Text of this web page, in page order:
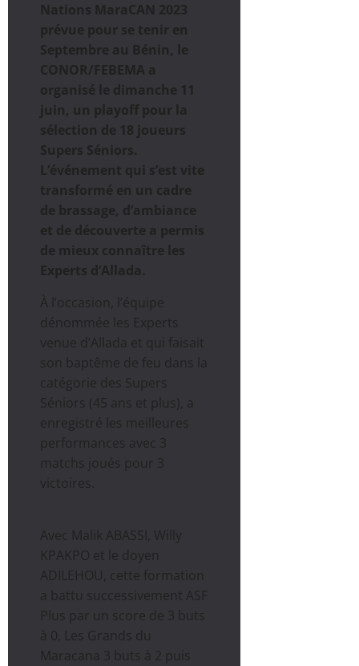
Nations MaraCAN 2023
prévue pour se tenir en
Septembre au Bénin, le
CONOR/FEBEMA a
organisé le dimanche 11
juin, un playoff pour la
sélection de 18 joueurs
Supers Séniors.
L’événement qui s’est vite
transformé en un cadre
de brassage, d’ambiance
et de découverte a permis
de mieux connaître les
Experts d’Allada.
À l’occasion, l’équipe
dénommée les Experts
venue d’Allada et qui faisait
son baptême de feu dans la
catégorie des Supers
Séniors (45 ans et plus), a
enregistré les meilleures
performances avec 3
matchs joués pour 3
victoires.
Avec Malik ABASSI, Willy
KPAKPO et le doyen
ADILEHOU, cette formation
a battu successivement ASF
Plus par un score de 3 buts
à 0, Les Grands du
Maracana 3 buts à 2 puis